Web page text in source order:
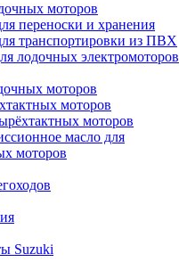
моторов
переноски и хранения
транспортировки из ПВХ
лодочных электромоторов
моторов
моторов
моторов
масло для
моторов
Suzuki